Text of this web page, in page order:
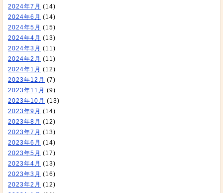
2024年7月 (14)
2024年6月 (14)
2024年5月 (15)
2024年4月 (13)
2024年3月 (11)
2024年2月 (11)
2024年1月 (12)
2023年12月 (7)
2023年11月 (9)
2023年10月 (13)
2023年9月 (14)
2023年8月 (12)
2023年7月 (13)
2023年6月 (14)
2023年5月 (17)
2023年4月 (13)
2023年3月 (16)
2023年2月 (12)